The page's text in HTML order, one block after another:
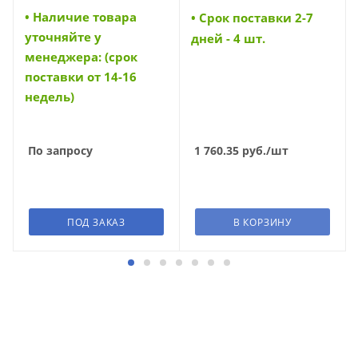
• Наличие товара
уточняйте у
менеджера: (срок
поставки от 14-16
недель)
По запросу
ПОД ЗАКАЗ
• Cрок поставки 2-7
дней - 4 шт.
1 760.35 руб./шт
В КОРЗИНУ